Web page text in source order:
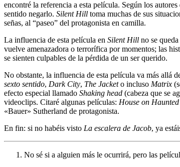
encontré la referencia a esta película. Según los autores
sentido negarlo. Silent Hill toma muchas de sus
señas, al “paseo” del protagonista en camilla.
La influencia de esta película en Silent Hill no se
vuelve amenazadora o terrorífica por momentos; las
se sienten culpables de la pérdida de un ser querido.
No obstante, la influencia de esta película va más allá
sexto sentido, Dark City, The Jacketo incluso Matrix
efecto especial llamado Shaking head (cabeza que se
videoclips. Citaré algunas películas: House on
«Bauer» Sutherland de protagonista.
En fin: si no habéis visto La escalera de Jacob, ya
No sé si a alguien más le ocurrirá, pero las